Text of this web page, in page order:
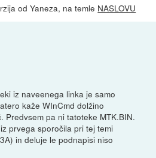
od Yaneza, na temle NASLOVU
iz naveenega linka je samo
kaže WInCmd dolžino
Predvsem pa ni tatoteke MTK.BIN.
prvega sporočila pri tej temi
in deluje le podnapisi niso